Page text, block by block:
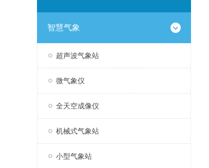
智慧气象
超声波气象站
微气象仪
全天空成像仪
机械式气象站
小型气象站